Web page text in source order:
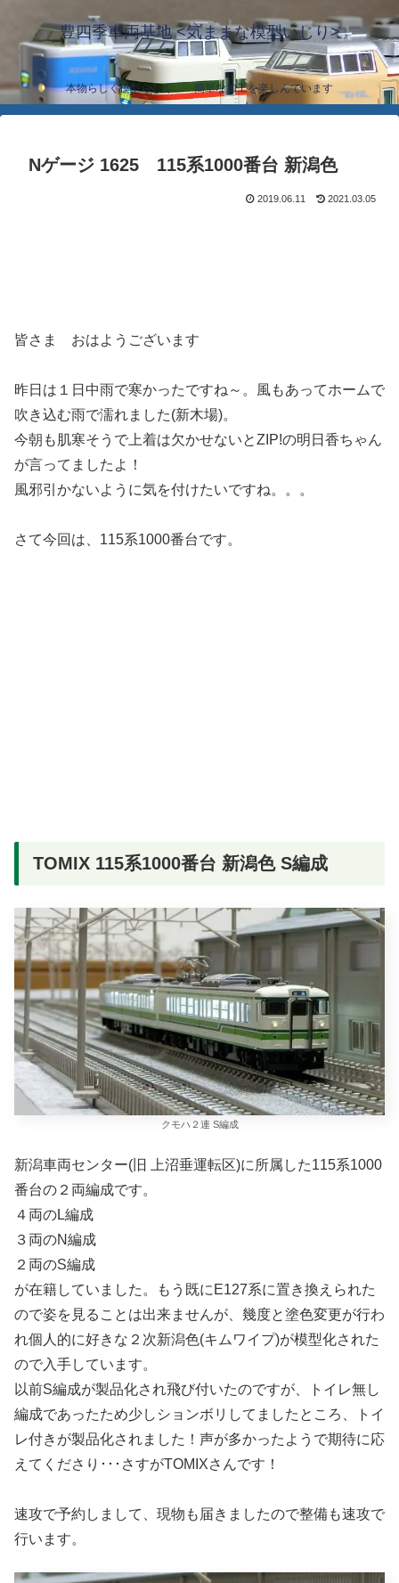
豊四季車両基地 <気ままな模型いじり>
本物らしく模型らしく… 簡単な加工を楽しんでいます
Nゲージ 1625 115系1000番台 新潟色
2019.06.11 2021.03.05
皆さま おはようございます
昨日は１日中雨で寒かったですね～。風もあってホームで
吹き込む雨で濡れました(新木場)。
今朝も肌寒そうで上着は欠かせないとZIP!の明日香ちゃん
が言ってましたよ！
風邪引かないように気を付けたいですね。。。
さて今回は、115系1000番台です。
TOMIX 115系1000番台 新潟色 S編成
クモハ２連 S編成
新潟車両センター(旧 上沼垂運転区)に所属した115系1000
番台の２両編成です。
４両のL編成
３両のN編成
２両のS編成
が在籍していました。もう既にE127系に置き換えられた
ので姿を見ることは出来ませんが、幾度と塗色変更が行わ
れ個人的に好きな２次新潟色(キムワイプ)が模型化された
ので入手しています。
以前S編成が製品化され飛び付いたのですが、トイレ無し
編成であったため少しションボリしてましたところ、トイ
レ付きが製品化されました！声が多かったようで期待に応
えてくださり･･･さすがTOMIXさんです！
速攻で予約しまして、現物も届きましたので整備も速攻で
行います。